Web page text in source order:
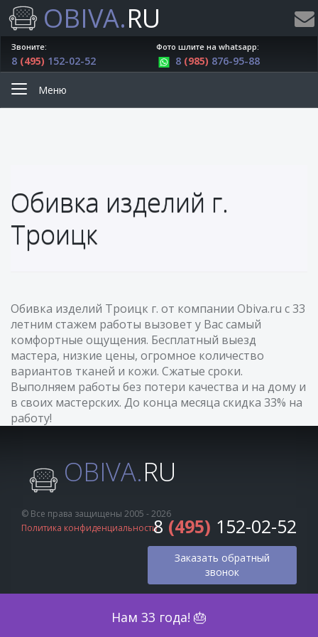
OBIVA.RU
Нам 33 года! 🎂
Звоните:
8 (495) 152-02-52
Фото шлите на whatsapp:
8 (985) 876-95-88
Меню
Обивка изделий г.
Троицк
Обивка изделий Троицк г. от компании Obiva.ru с 33
летним стажем работы вызовет у Вас самый
комфортные ощущения. Бесплатный выезд
мастера, низкие цены, огромное количество
вариантов тканей и кожи. Сжатые сроки.
Выполняем работы без потери качества и на дому и
в своих мастерских. До конца месяца скидка 33% на
работу!
OBIVA.RU
© Все права защищены 2005 - 2026
Политика конфиденциальности8 (495) 152-02-52
Заказать обратный
звонок